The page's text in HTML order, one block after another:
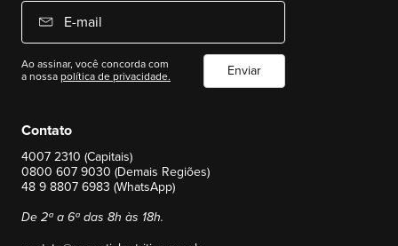
Contato
4007 2310 (Capitais)
0800 607 9030 (Demais Regiões)
48 9 8807 6983 (WhatsApp)
De 2ª a 6ª das 8h às 18h.
E-mail
Ao assinar, você concorda com
a nossapolítica de privacidade. Enviar